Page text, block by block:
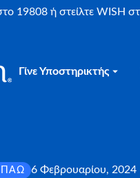
19808 ή στείλτε WISH
Γίνε Υποστηρικτής
ΠΆΩ 6 Φεβρουαρίου, 2024